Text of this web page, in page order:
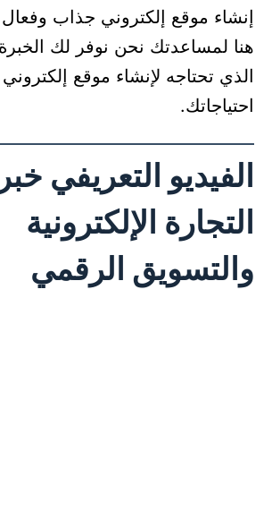
إنشاء موقع إلكتروني جذاب
هنا لمساعدتك نحن نوفر لك
الذي تحتاجه لإنشاء موقع
احتياجاتك.
الفيديو التعريفي
التجارة الإلكترونية
والتسويق الرقمي